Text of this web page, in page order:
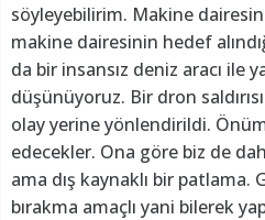
söyleyebilirim. Makine
makine dairesinin hedef
da bir insansız deniz aracı ile
düşünüyoruz. Bir dron
olay yerine yönlendirildi.
edecekler. Ona göre biz de
ama dış kaynaklı bir patlama.
bırakma amaçlı yani bilerek